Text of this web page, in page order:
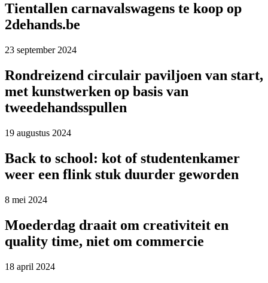
Tientallen carnavalswagens te koop op
2dehands.be
23 september 2024
Rondreizend circulair paviljoen van start,
met kunstwerken op basis van
tweedehandsspullen
19 augustus 2024
Back to school: kot of studentenkamer
weer een flink stuk duurder geworden
8 mei 2024
Moederdag draait om creativiteit en
quality time, niet om commercie
18 april 2024